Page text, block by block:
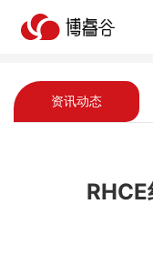
资讯动态